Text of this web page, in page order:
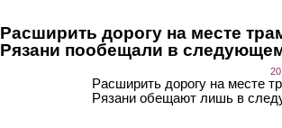
Расширить дорогу на месте
Рязани пообещали в
Расширить дорогу на месте
Рязани обещают лишь в